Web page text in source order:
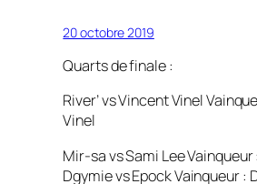
20 octobre 2019
Quarts de finale :
River’ vs Vincent Vinel
Vinel
Mir-sa vs Sami Lee
Dgymie vs Epock Vainqueur :